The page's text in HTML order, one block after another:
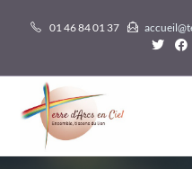
01 46 84 01 37